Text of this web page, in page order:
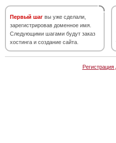
Первый шаг вы уже сделали,
зарегистрировав доменное имя.
Следующими шагами будут заказ
хостинга и создание сайта.